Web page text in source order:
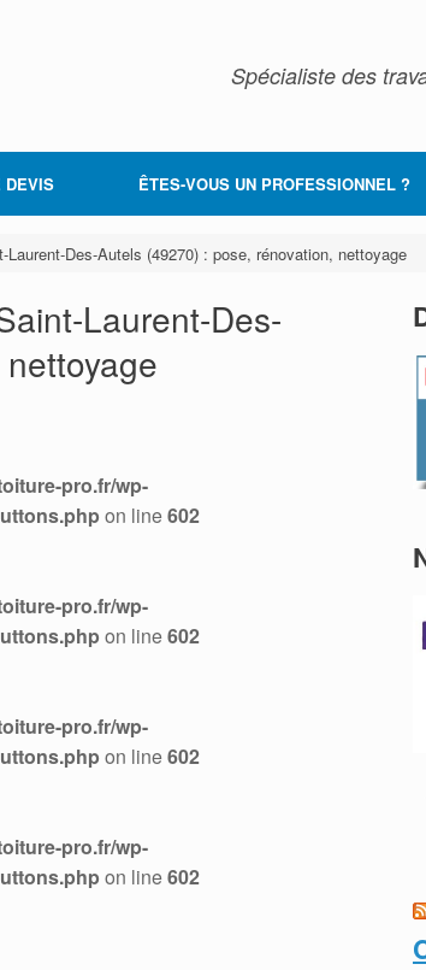
Spécialiste des
DEVIS ÊTES-VOUS UN PROFESSIONNEL ?
Des-Autels (49270) : pose, rénovation, nettoyage
Laurent-Des-
pro.fr/wp-
on line602
pro.fr/wp-
on line602
pro.fr/wp-
on line602
pro.fr/wp-
on line602